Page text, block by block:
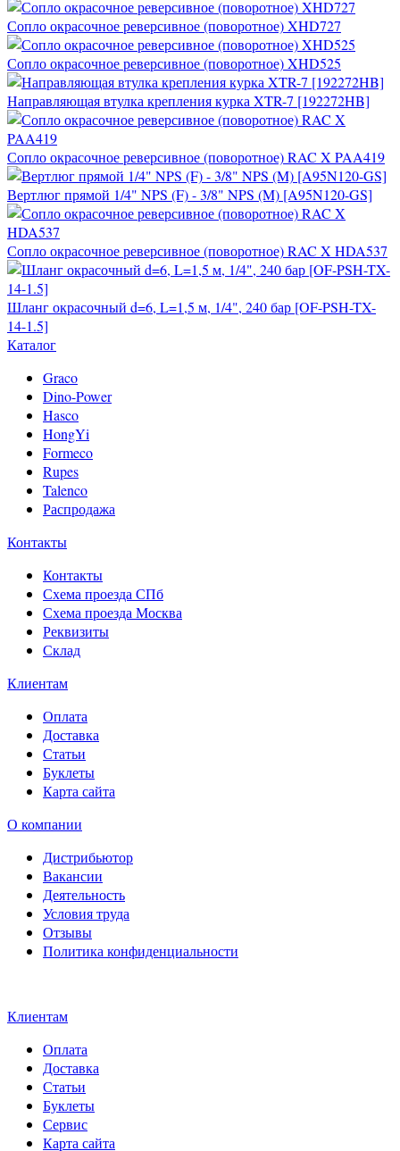
Сопло окрасочное реверсивное (поворотное) XHD727
Сопло окрасочное реверсивное (поворотное) XHD525
Направляющая втулка крепления курка XTR-7 [192272HB]
Сопло окрасочное реверсивное (поворотное) RAC X PAA419
Вертлюг прямой 1/4" NPS (F) - 3/8" NPS (M) [A95N120-GS]
Сопло окрасочное реверсивное (поворотное) RAC X HDA537
Шланг окрасочный d=6, L=1,5 м, 1/4", 240 бар [OF-PSH-TX-
14-1.5]
Каталог
Graco
Dino-Power
Hasco
HongYi
Formeco
Rupes
Talenco
Распродажа
Контакты
Контакты
Схема проезда СПб
Схема проезда Москва
Реквизиты
Склад
Клиентам
Оплата
Доставка
Статьи
Буклеты
Карта сайта
О компании
Дистрибьютор
Вакансии
Деятельность
Условия труда
Отзывы
Политика конфиденциальности
Клиентам
Оплата
Доставка
Статьи
Буклеты
Сервис
Карта сайта